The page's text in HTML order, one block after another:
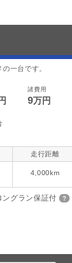
一台です。
諸費用
9万円
走行距離
4,000km
ングラン保証付